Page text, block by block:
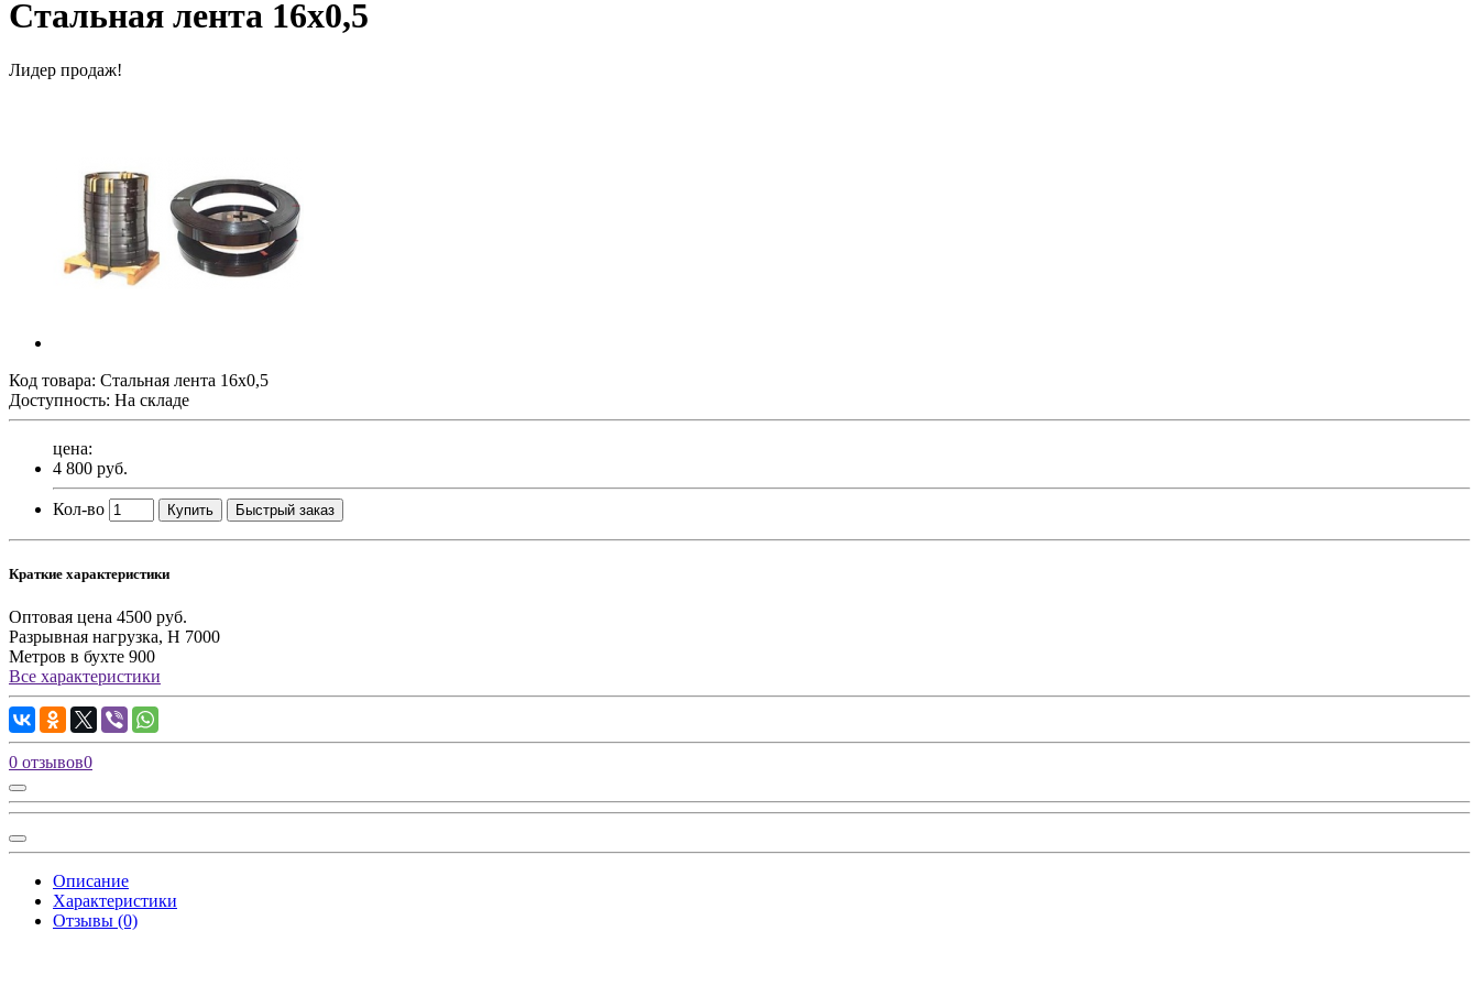
Стальная лента 16х0,5
Лидер продаж!
Код товара: Стальная лента 16х0,5
Доступность: На складе
цена:
4 800 руб.
Кол-во Купить Быстрый заказ
Краткие характеристики
Оптовая цена 4500 руб.
Разрывная нагрузка, Н 7000
Метров в бухте 900
Все характеристики
0 отзывов0
Описание
Характеристики
Отзывы (0)